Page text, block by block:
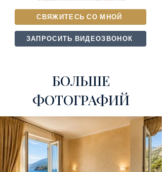
СВЯЖИТЕСЬ СО МНОЙ
ЗАПРОСИТЬ ВИДЕОЗВОНОК
БОЛЬШЕ
ФОТОГРАФИЙ